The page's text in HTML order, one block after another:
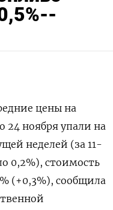
цены на
24 ноября упали на
неделей (за 11-
0,2%), стоимость
(+0,3%), сообщила